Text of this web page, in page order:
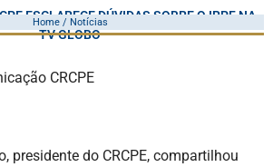
ESCLARECE DÚVIDAS SOBRE O IRPF NA
TV GLOBO
Home / Notícias
CRCPE
presidente do CRCPE, compartilhou